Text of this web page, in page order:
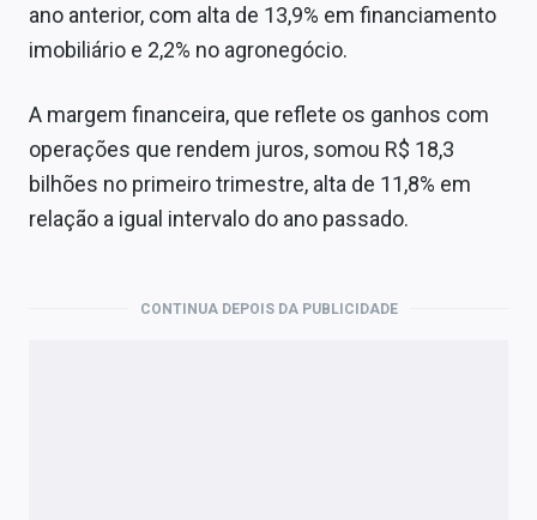
ano anterior, com alta de 13,9% em financiamento
imobiliário e 2,2% no agronegócio.
A margem financeira, que reflete os ganhos com
operações que rendem juros, somou R$ 18,3
bilhões no primeiro trimestre, alta de 11,8% em
relação a igual intervalo do ano passado.
CONTINUA DEPOIS DA PUBLICIDADE